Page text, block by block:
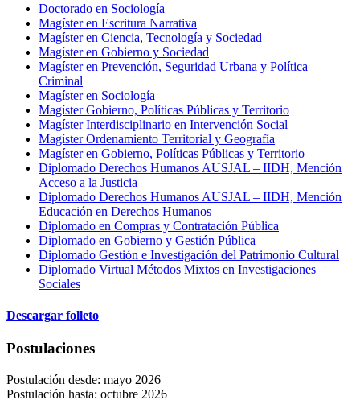
Doctorado en Sociología
Magíster en Escritura Narrativa
Magíster en Ciencia, Tecnología y Sociedad
Magíster en Gobierno y Sociedad
Magíster en Prevención, Seguridad Urbana y Política
Criminal
Magíster en Sociología
Magíster Gobierno, Políticas Públicas y Territorio
Magíster Interdisciplinario en Intervención Social
Magíster Ordenamiento Territorial y Geografía
Magíster en Gobierno, Políticas Públicas y Territorio
Diplomado Derechos Humanos AUSJAL – IIDH, Mención
Acceso a la Justicia
Diplomado Derechos Humanos AUSJAL – IIDH, Mención
Educación en Derechos Humanos
Diplomado en Compras y Contratación Pública
Diplomado en Gobierno y Gestión Pública
Diplomado Gestión e Investigación del Patrimonio Cultural
Diplomado Virtual Métodos Mixtos en Investigaciones
Sociales
Descargar folleto
Postulaciones
Postulación desde: mayo 2026
Postulación hasta: octubre 2026